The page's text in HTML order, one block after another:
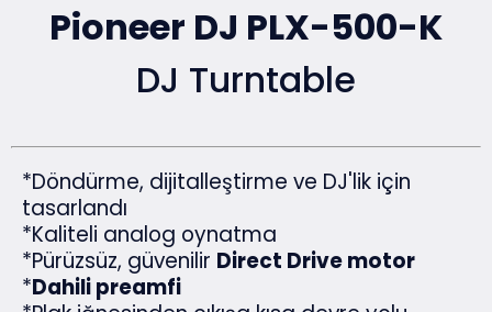
Pioneer DJ PLX-500-K
DJ Turntable
*Döndürme, dijitalleştirme ve DJ'lik için
tasarlandı
*Kaliteli analog oynatma
*Pürüzsüz, güvenilir Direct Drive motor
*Dahili preamfi